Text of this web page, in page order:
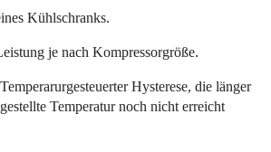
Kühlschranks.
je nach Kompressorgröße.
Hysterese, die länger
Temperatur noch nicht erreicht